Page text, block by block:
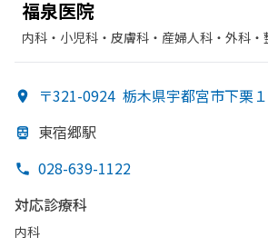
福泉医院
内科・​小児科・​皮膚科・​産婦人科・​外科
〒321-0924 栃木県宇都宮市下栗
東宿郷駅
028-639-1122
対応診療科
内科